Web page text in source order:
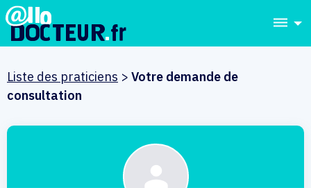
dehaze
Liste des praticiens > Votre demande de
consultation